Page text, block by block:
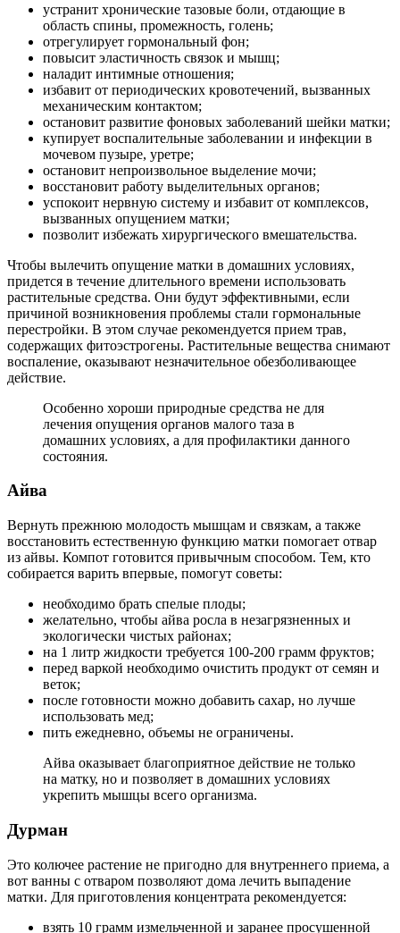
устранит хронические тазовые боли, отдающие в
область спины, промежность, голень;
отрегулирует гормональный фон;
повысит эластичность связок и мышц;
наладит интимные отношения;
избавит от периодических кровотечений, вызванных
механическим контактом;
остановит развитие фоновых заболеваний шейки матки;
купирует воспалительные заболевании и инфекции в
мочевом пузыре, уретре;
остановит непроизвольное выделение мочи;
восстановит работу выделительных органов;
успокоит нервную систему и избавит от комплексов,
вызванных опущением матки;
позволит избежать хирургического вмешательства.
Чтобы вылечить опущение матки в домашних условиях,
придется в течение длительного времени использовать
растительные средства. Они будут эффективными, если
причиной возникновения проблемы стали гормональные
перестройки. В этом случае рекомендуется прием трав,
содержащих фитоэстрогены. Растительные вещества снимают
воспаление, оказывают незначительное обезболивающее
действие.
Особенно хороши природные средства не для
лечения опущения органов малого таза в
домашних условиях, а для профилактики данного
состояния.
Айва
Вернуть прежнюю молодость мышцам и связкам, а также
восстановить естественную функцию матки помогает отвар
из айвы. Компот готовится привычным способом. Тем, кто
собирается варить впервые, помогут советы:
необходимо брать спелые плоды;
желательно, чтобы айва росла в незагрязненных и
экологически чистых районах;
на 1 литр жидкости требуется 100-200 грамм фруктов;
перед варкой необходимо очистить продукт от семян и
веток;
после готовности можно добавить сахар, но лучше
использовать мед;
пить ежедневно, объемы не ограничены.
Айва оказывает благоприятное действие не только
на матку, но и позволяет в домашних условиях
укрепить мышцы всего организма.
Дурман
Это колючее растение не пригодно для внутреннего приема, а
вот ванны с отваром позволяют дома лечить выпадение
матки. Для приготовления концентрата рекомендуется:
взять 10 грамм измельченной и заранее просушенной